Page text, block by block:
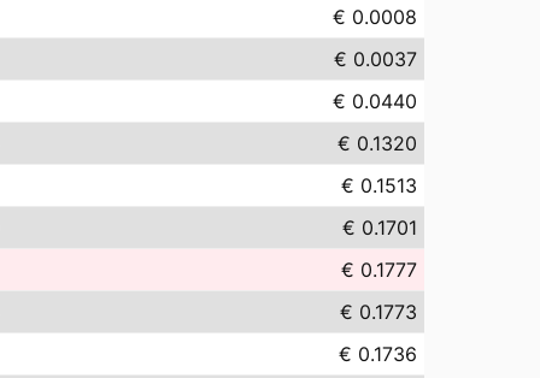
€ 0.0008
€ 0.0037
€ 0.0440
€ 0.1320
€ 0.1513
€ 0.1701
€ 0.1777
€ 0.1773
€ 0.1736